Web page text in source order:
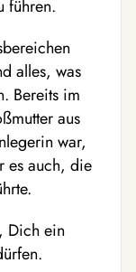
führen.
alles, was
Bereits im
aus
war,
es auch, die
Dich ein